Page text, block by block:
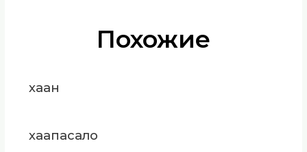
Похожие
хаан
хаапасало